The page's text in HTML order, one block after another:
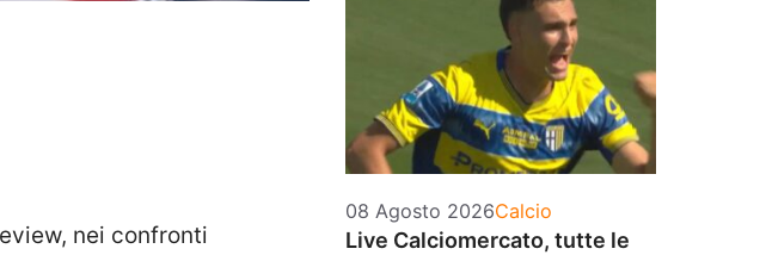
nei confronti
08 Agosto 2026Categorie
Calcio
Live Calciomercato, tutte le